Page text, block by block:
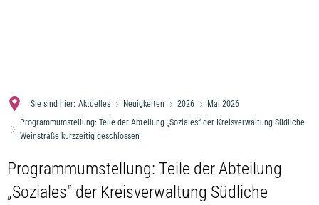
Sie sind hier: Aktuelles Neuigkeiten 2026
Mai 2026
Programmumstellung: Teile der Abteilung „Soziales“ der Kreisverwaltung Südliche
Weinstraße kurzzeitig geschlossen
Programmumstellung: Teile der Abteilung
„Soziales“ der Kreisverwaltung Südliche